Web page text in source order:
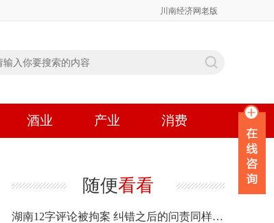
川南经济网老版
酒业 产业 消费
随便看看
湖南12字评论被拘案 纠错之后的问责同样重要